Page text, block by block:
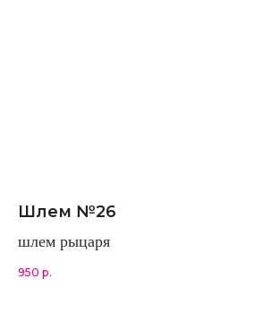
Шлем №26
шлем рыцаря
950 р.